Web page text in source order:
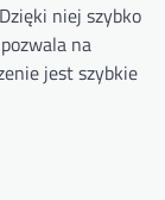
niej szybko
na
jest szybkie